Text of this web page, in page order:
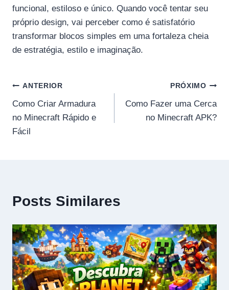
funcional, estiloso e único. Quando você tentar seu
próprio design, vai perceber como é satisfatório
transformar blocos simples em uma fortaleza cheia
de estratégia, estilo e imaginação.
Navegação
de
Post
ANTERIOR
Como Criar Armadura
no Minecraft Rápido e
Fácil
PRÓXIMO
Como Fazer uma Cerca
no Minecraft APK?
Posts Similares